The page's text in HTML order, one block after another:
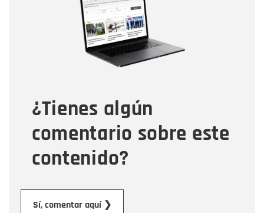
¿Tienes algún
comentario sobre este
contenido?
Sí, comentar aquí ❯
Correo electrónico
Tipo de comentario
Mensaje